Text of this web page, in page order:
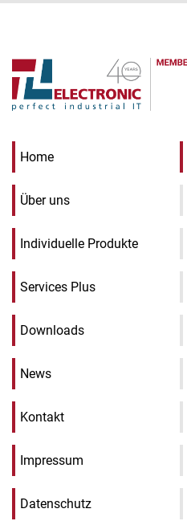
Home
Über uns
Individuelle Produkte
Services Plus
Downloads
News
Kontakt
Impressum
Datenschutz